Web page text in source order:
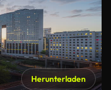
Herunterladen